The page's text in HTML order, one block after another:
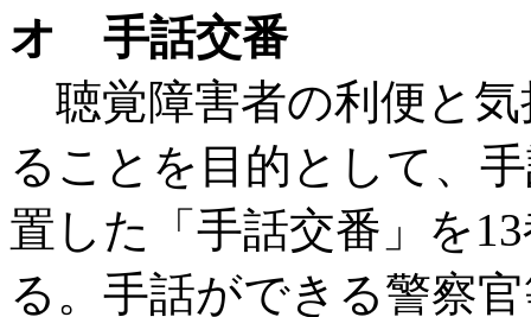
オ 手話交番
聴覚障害者の利便と気
ることを目的として、
置した「手話交番」を
る。手話ができる警察